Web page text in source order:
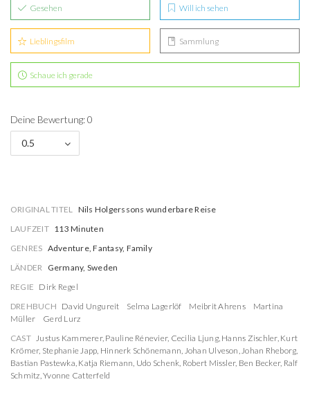
Gesehen Will ich sehen
Lieblingsfilm Sammlung
Schaue ich gerade
Deine Bewertung: 0
0.5
ORIGINAL TITEL Nils Holgerssons wunderbare Reise
LAUFZEIT 113 Minuten
GENRES Adventure, Fantasy, Family
LÄNDER Germany, Sweden
REGIE Dirk Regel
DREHBUCH David Ungureit Selma Lagerlöf Meibrit Ahrens
Martina
Müller
Gerd Lurz
CAST Justus Kammerer, Pauline Rénevier, Cecilia Ljung, Hanns Zischler, Kurt
Krömer, Stephanie Japp, Hinnerk Schönemann, Johan Ulveson,Johan Rheborg,
Bastian Pastewka, Katja Riemann, Udo Schenk, Robert Missler, Ben Becker, Ralf
Schmitz,Yvonne Catterfeld